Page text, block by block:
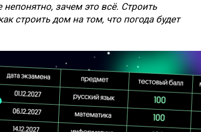
зачем это всё. Строить
строить дом на том, что погода будет